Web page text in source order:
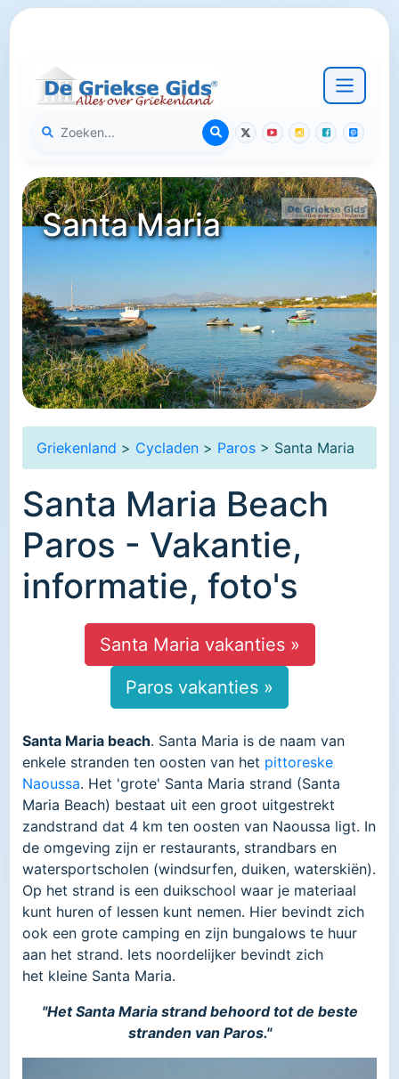
Santa Maria
Griekenland > Cycladen > Paros > Santa Maria
Santa Maria Beach
Paros - Vakantie,
informatie, foto's
Santa Maria vakanties »
Paros vakanties »
Santa Maria beach. Santa Maria is de naam van
enkele stranden ten oosten van het pittoreske
Naoussa. Het 'grote' Santa Maria strand (Santa
Maria Beach) bestaat uit een groot uitgestrekt
zandstrand dat 4 km ten oosten van Naoussa ligt. In
de omgeving zijn er restaurants, strandbars en
watersportscholen (windsurfen, duiken, waterskiën).
Op het strand is een duikschool waar je materiaal
kunt huren of lessen kunt nemen. Hier bevindt zich
ook een grote camping en zijn bungalows te huur
aan het strand. Iets noordelijker bevindt zich
het kleine Santa Maria.
"Het Santa Maria strand behoord tot de beste
stranden van Paros."